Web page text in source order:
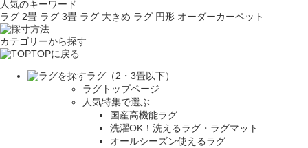
人気のキーワード
ラグ 2畳 ラグ 3畳 ラグ 大きめ ラグ 円形 オーダーカーペット
カテゴリーから探す
TOPに戻る
ラグ（2・3畳以下）
ラグトップページ
人気特集で選ぶ
国産高機能ラグ
洗濯OK！洗えるラグ・ラグマット
オールシーズン使えるラグ